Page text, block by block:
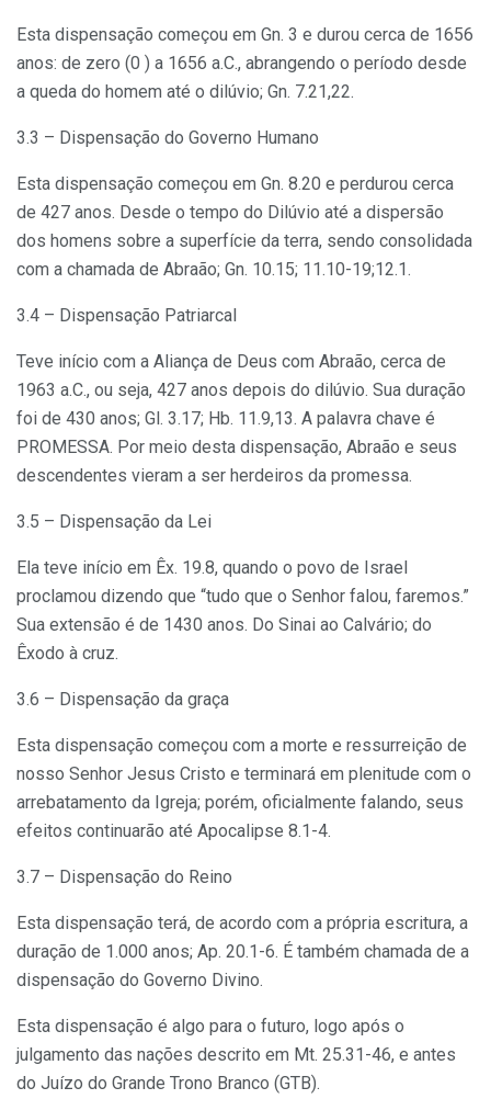
Esta dispensação começou em Gn. 3 e durou cerca de 1656
anos: de zero (0 ) a 1656 a.C., abrangendo o período desde
a queda do homem até o dilúvio; Gn. 7.21,22.
3.3 – Dispensação do Governo Humano
Esta dispensação começou em Gn. 8.20 e perdurou cerca
de 427 anos. Desde o tempo do Dilúvio até a dispersão
dos homens sobre a superfície da terra, sendo consolidada
com a chamada de Abraão; Gn. 10.15; 11.10-19;12.1.
3.4 – Dispensação Patriarcal
Teve início com a Aliança de Deus com Abraão, cerca de
1963 a.C., ou seja, 427 anos depois do dilúvio. Sua duração
foi de 430 anos; Gl. 3.17; Hb. 11.9,13. A palavra chave é
PROMESSA. Por meio desta dispensação, Abraão e seus
descendentes vieram a ser herdeiros da promessa.
3.5 – Dispensação da Lei
Ela teve início em Êx. 19.8, quando o povo de Israel
proclamou dizendo que “tudo que o Senhor falou, faremos.”
Sua extensão é de 1430 anos. Do Sinai ao Calvário; do
Êxodo à cruz.
3.6 – Dispensação da graça
Esta dispensação começou com a morte e ressurreição de
nosso Senhor Jesus Cristo e terminará em plenitude com o
arrebatamento da Igreja; porém, oficialmente falando, seus
efeitos continuarão até Apocalipse 8.1-4.
3.7 – Dispensação do Reino
Esta dispensação terá, de acordo com a própria escritura, a
duração de 1.000 anos; Ap. 20.1-6. É também chamada de a
dispensação do Governo Divino.
Esta dispensação é algo para o futuro, logo após o
julgamento das nações descrito em Mt. 25.31-46, e antes
do Juízo do Grande Trono Branco (GTB).